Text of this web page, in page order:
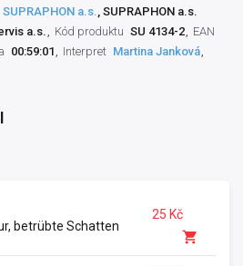
SUPRAPHON a.s., SUPRAPHON a.s.
a.s. Kód produktu SU 4134-2
EAN
00:59:01 Interpret Martina Janková
betrübte Schatten
25 Kč